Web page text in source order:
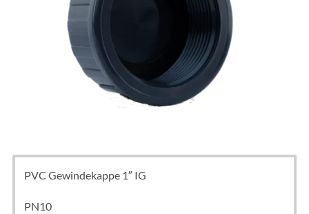
PVC Gewindekappe 1″ IG
PN10